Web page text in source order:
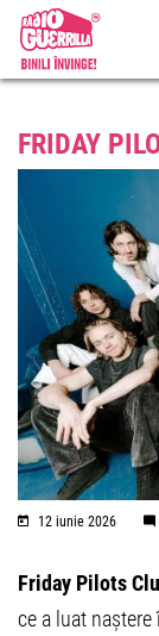
FRIDAY
12 iunie 2026
Friday Pilots
ce a luat